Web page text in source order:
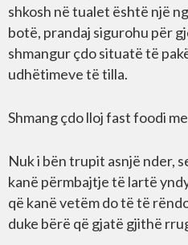
shkosh në tualet është një
botë, prandaj sigurohu për
shmangur çdo situatë të
udhëtimeve të tilla.
Shmang çdo lloj fast foodi
Nuk i bën trupit asnjë nder,
kanë përmbajtje të lartë
që kanë vetëm do të të
duke bërë që gjatë gjithë